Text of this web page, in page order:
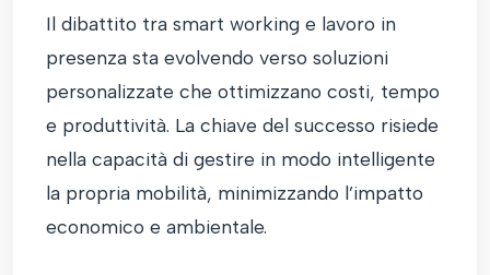
Il dibattito tra smart working e lavoro in
presenza sta evolvendo verso soluzioni
personalizzate che ottimizzano costi, tempo
e produttività. La chiave del successo risiede
nella capacità di gestire in modo intelligente
la propria mobilità, minimizzando l’impatto
economico e ambientale.